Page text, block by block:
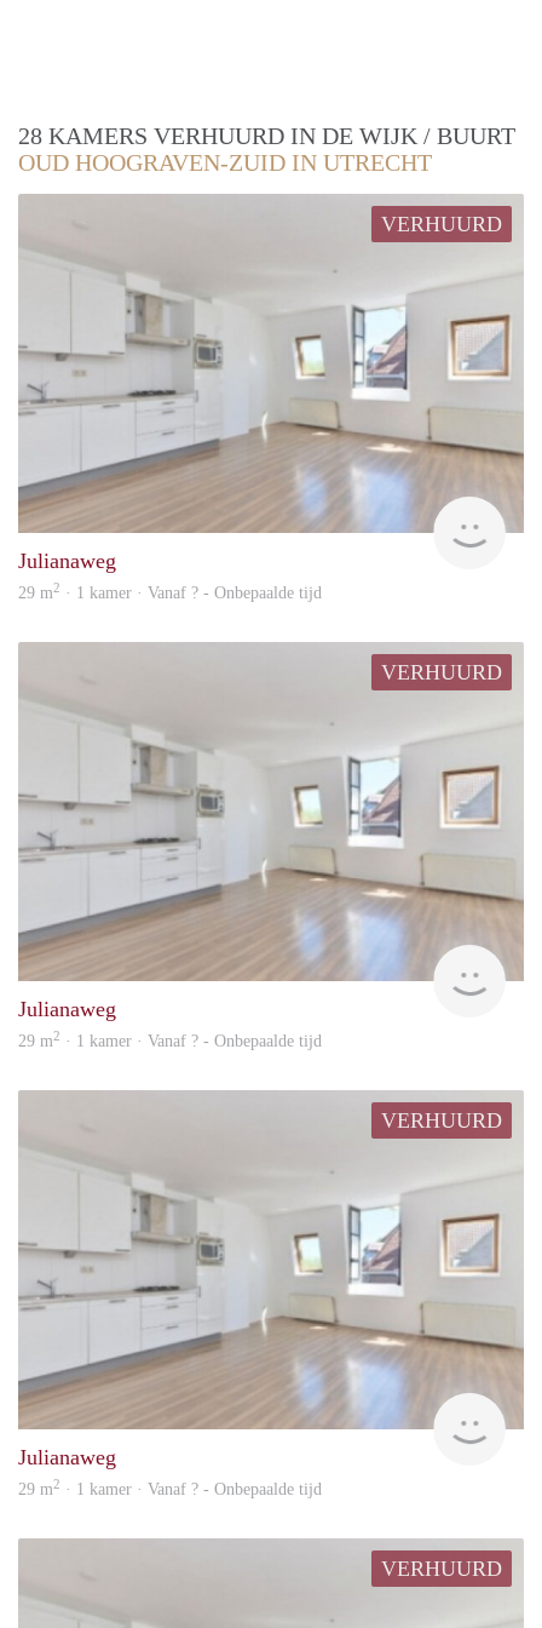
28 KAMERS VERHUURD IN DE WIJK / BUURT
OUD HOOGRAVEN-ZUID IN UTRECHT
VERHUURD
Julianaweg
29 m2 · 1 kamer · Vanaf ? - Onbepaalde tijd
VERHUURD
Julianaweg
29 m2 · 1 kamer · Vanaf ? - Onbepaalde tijd
VERHUURD
Julianaweg
29 m2 · 1 kamer · Vanaf ? - Onbepaalde tijd
VERHUURD